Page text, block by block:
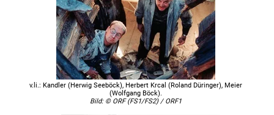
v.li.: Kandler (Herwig Seeböck), Herbert Krcal (Roland Düringer), Meier
(Wolfgang Böck).
Bild: © ORF (FS1/FS2) / ORF1